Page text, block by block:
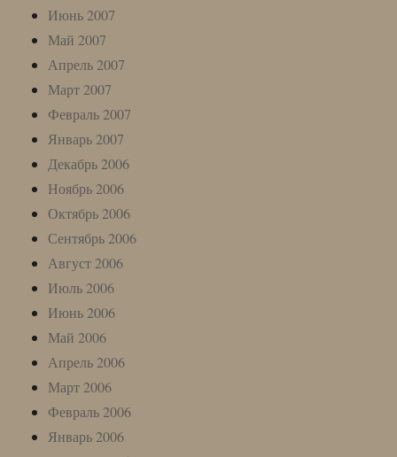
Июнь 2007
Май 2007
Апрель 2007
Март 2007
Февраль 2007
Январь 2007
Декабрь 2006
Ноябрь 2006
Октябрь 2006
Сентябрь 2006
Август 2006
Июль 2006
Июнь 2006
Май 2006
Апрель 2006
Март 2006
Февраль 2006
Январь 2006